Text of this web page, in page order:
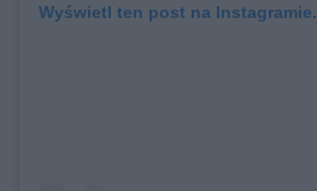
Wyświetl ten post na Instagramie.